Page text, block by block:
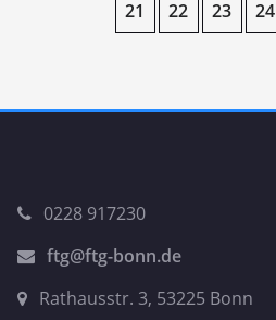
21 22 23 24
0228 917230
ftg@ftg-bonn.de
Rathausstr. 3, 53225 Bonn